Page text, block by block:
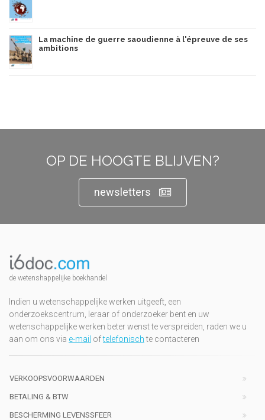
La machine de guerre saoudienne à l'épreuve de ses
ambitions
OP DE HOOGTE BLIJVEN?
newsletters
de wetenshappelijke boekhandel
Indien u wetenschappelijke werken uitgeeft, een
onderzoekscentrum, leraar of onderzoeker bent en uw
wetenschappelijke werken beter wenst te verspreiden, raden we u
aan om ons via e-mail oftelefonischte contacteren
VERKOOPSVOORWAARDEN
BETALING & BTW
BESCHERMING LEVENSSFEER